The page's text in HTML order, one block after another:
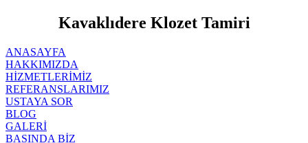
Kavaklıdere Klozet Tamiri
ANASAYFA
HAKKIMIZDA
HIZMETLERIMIZ
REFERANSLARIMIZ
USTAYA SOR
BLOG
GALERİ
BASINDA BİZ